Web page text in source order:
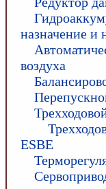
назначение и
воздуха
ESBE